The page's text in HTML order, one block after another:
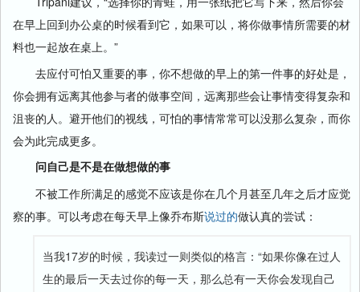
在早上回到办公桌的时候看到它，如果可以，将你做事情所需要的材
料也一起放在桌上。”
去应付可怕又重要的事，你不想做的早上的第一件事的好处是，
你会拥有远离其他参与者的做事空间，远离那些会让事情变得复杂和
沮丧的人。避开他们的视线，可怕的事情常常可以没那么复杂，而你
会为此完成更多。
问自己是不是在做想做的事
不被工作所满足的感觉不应该是你在几个月甚至几年之后才应觉
察的事。可以考虑在每天早上像乔布斯说过的做认真的尝试：
当我17岁的时候，我读过一则类似的格言：“如果你像在过人
生的最后一天去过你的每一天，那么总有一天你会发现自己